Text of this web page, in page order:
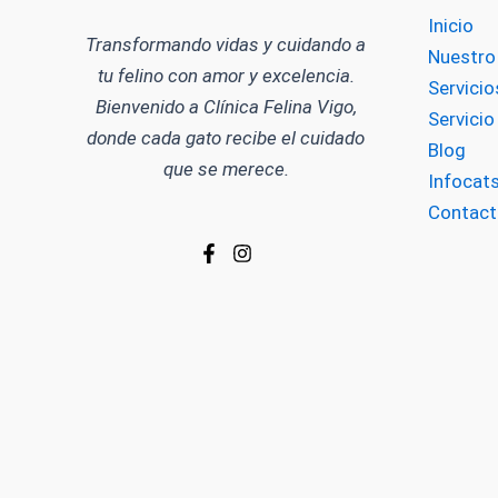
Transformando vidas y cuidando a
tu felino con amor y excelencia.
Bienvenido a Clínica Felina Vigo,
donde cada gato recibe el cuidado
que se merece.
Inicio
Blog